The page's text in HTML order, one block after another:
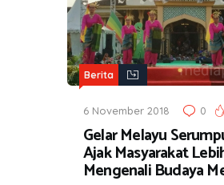
Berita
6 November 2018 0
Gelar Melayu
Ajak Masyarakat
Mengenali Budaya